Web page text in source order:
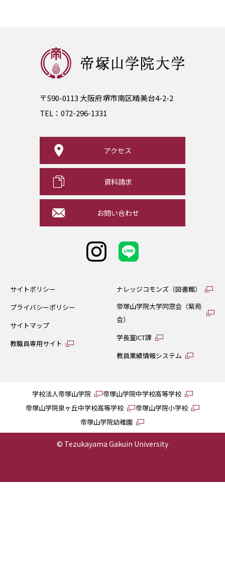
〒590-0113 大阪府堺市南区晴美台4-2-2
TEL： 072-296-1331
アクセス
資料請求
お問い合わせ
サイトポリシー
プライバシーポリシー
サイトマップ
教職員専用サイト
ナレッジコモンズ（図書館）
帝塚山学院大学同窓会（紫苑
会）
学長室ICT課
教員業績情報システム
学校法人帝塚山学院
帝塚山学院中学校高等学校
帝塚山学院泉ヶ丘中学校高等学校
帝塚山学院小学校
帝塚山学院幼稚園
© Tezukayama Gakuin University